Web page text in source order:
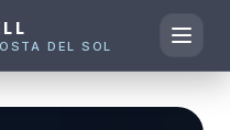
DEL SOL